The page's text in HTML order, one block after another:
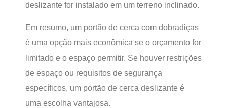
deslizante for instalado em um terreno inclinado.
Em resumo, um portão de cerca com dobradiças
é uma opção mais econômica se o orçamento for
limitado e o espaço permitir. Se houver restrições
de espaço ou requisitos de segurança
específicos, um portão de cerca deslizante é
uma escolha vantajosa.